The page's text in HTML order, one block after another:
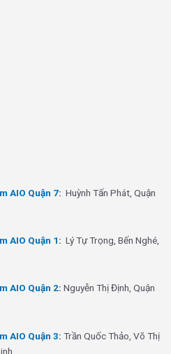
AIO Quận 7: Huỳnh Tấn Phát, Quận
AIO Quận 1: Lý Tự Trọng, Bến Nghé,
AIO Quận 2: Nguyễn Thị Định, Quận
AIO Quận 3: Trần Quốc Thảo, Võ Thị